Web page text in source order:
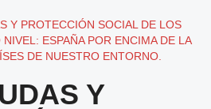
Y PROTECCIÓN SOCIAL DE LOS
ESPAÑA POR ENCIMA DE LA
DE NUESTRO ENTORNO.
Y